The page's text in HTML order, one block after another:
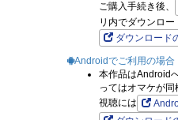
ご購入手続き後、
リ内でダウンロー
ダウンロード
Androidでご利用の場合
本作品はAndroid
ってはオマケが同
視聴には